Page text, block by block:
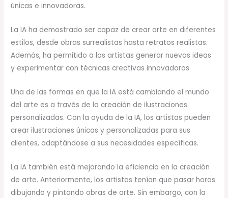
únicas e innovadoras.
La IA ha demostrado ser capaz de crear arte en diferentes
estilos, desde obras surrealistas hasta retratos realistas.
Además, ha permitido a los artistas generar nuevas ideas
y experimentar con técnicas creativas innovadoras.
Una de las formas en que la IA está cambiando el mundo
del arte es a través de la creación de ilustraciones
personalizadas. Con la ayuda de la IA, los artistas pueden
crear ilustraciones únicas y personalizadas para sus
clientes, adaptándose a sus necesidades específicas.
La IA también está mejorando la eficiencia en la creación
de arte. Anteriormente, los artistas tenían que pasar horas
dibujando y pintando obras de arte. Sin embargo, con la